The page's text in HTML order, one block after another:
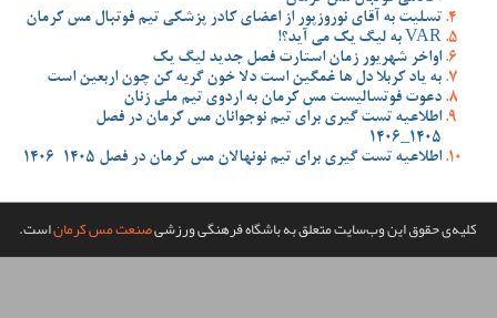
کادر پزشکی تیم فوتبال مس کرمان
جدید لیگ یک
خون گریه کن چون اربعین است
تیم ملی زنان
مس کرمان در فصل
مس کرمان در فصل 1405-1406
فرهنگی ورزشیصنعت مس کرماناست.